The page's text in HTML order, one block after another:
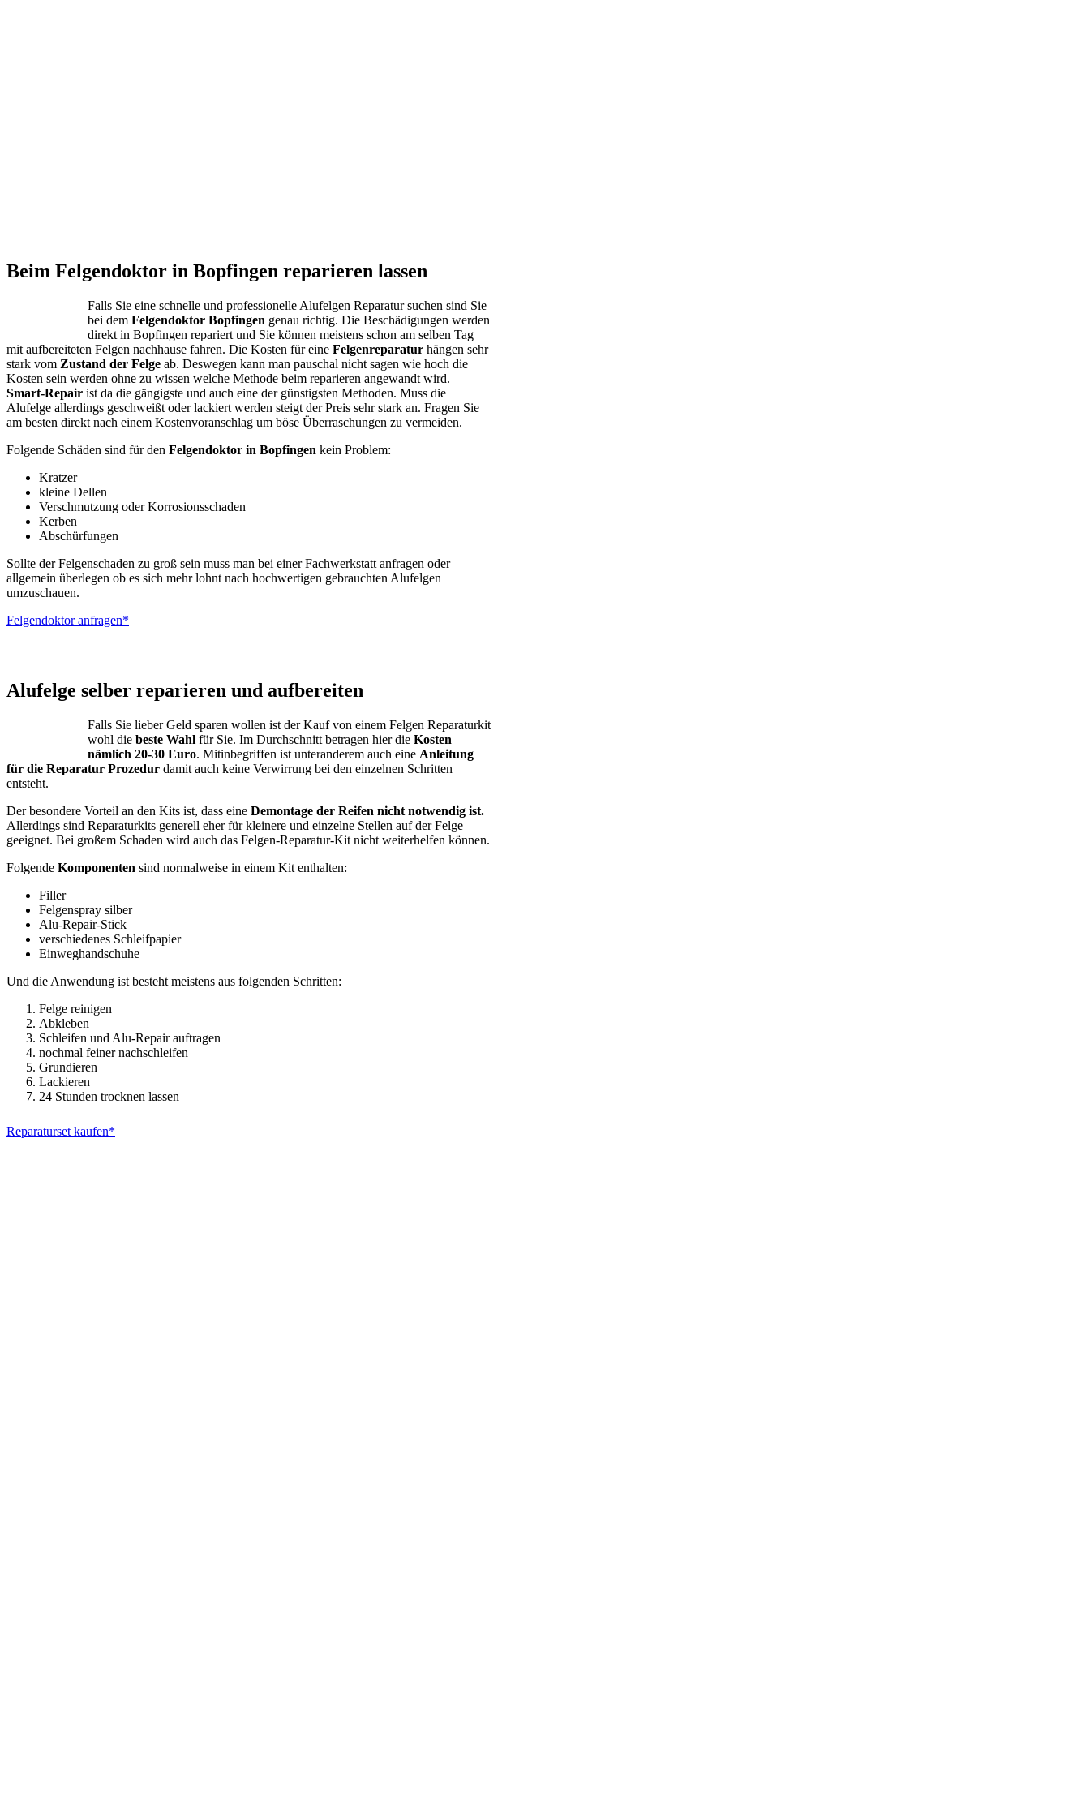
Beim Felgendoktor in Bopfingen reparieren lassen
Falls Sie eine schnelle und professionelle Alufelgen Reparatur suchen sind Sie
bei dem Felgendoktor Bopfingen genau richtig. Die Beschädigungen werden
direkt in Bopfingen repariert und Sie können meistens schon am selben Tag
mit aufbereiteten Felgen nachhause fahren. Die Kosten für eine Felgenreparatur hängen sehr
stark vom Zustand der Felge ab. Deswegen kann man pauschal nicht sagen wie hoch die
Kosten sein werden ohne zu wissen welche Methode beim reparieren angewandt wird.
Smart-Repair ist da die gängigste und auch eine der günstigsten Methoden. Muss die
Alufelge allerdings geschweißt oder lackiert werden steigt der Preis sehr stark an. Fragen Sie
am besten direkt nach einem Kostenvoranschlag um böse Überraschungen zu vermeiden.
Folgende Schäden sind für den Felgendoktor in Bopfingen kein Problem:
Kratzer
kleine Dellen
Verschmutzung oder Korrosionsschaden
Kerben
Abschürfungen
Sollte der Felgenschaden zu groß sein muss man bei einer Fachwerkstatt anfragen oder
allgemein überlegen ob es sich mehr lohnt nach hochwertigen gebrauchten Alufelgen
umzuschauen.
Felgendoktor anfragen*
Alufelge selber reparieren und aufbereiten
Falls Sie lieber Geld sparen wollen ist der Kauf von einem Felgen Reparaturkit
wohl die beste Wahl für Sie. Im Durchschnitt betragen hier die Kosten
nämlich 20-30 Euro. Mitinbegriffen ist unteranderem auch eine Anleitung
für die Reparatur Prozedur damit auch keine Verwirrung bei den einzelnen Schritten
entsteht.
Der besondere Vorteil an den Kits ist, dass eine Demontage der Reifen nicht notwendig ist.
Allerdings sind Reparaturkits generell eher für kleinere und einzelne Stellen auf der Felge
geeignet. Bei großem Schaden wird auch das Felgen-Reparatur-Kit nicht weiterhelfen können.
Folgende Komponenten sind normalweise in einem Kit enthalten:
Filler
Felgenspray silber
Alu-Repair-Stick
verschiedenes Schleifpapier
Einweghandschuhe
Und die Anwendung ist besteht meistens aus folgenden Schritten:
Felge reinigen
Abkleben
Schleifen und Alu-Repair auftragen
nochmal feiner nachschleifen
Grundieren
Lackieren
24 Stunden trocknen lassen
Reparaturset kaufen*